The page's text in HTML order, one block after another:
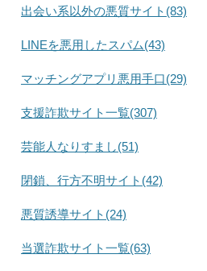
出会い系以外の悪質サイト(83)
LINEを悪用したスパム(43)
マッチングアプリ悪用手口(29)
支援詐欺サイト一覧(307)
芸能人なりすまし(51)
閉鎖、行方不明サイト(42)
悪質誘導サイト(24)
当選詐欺サイト一覧(63)